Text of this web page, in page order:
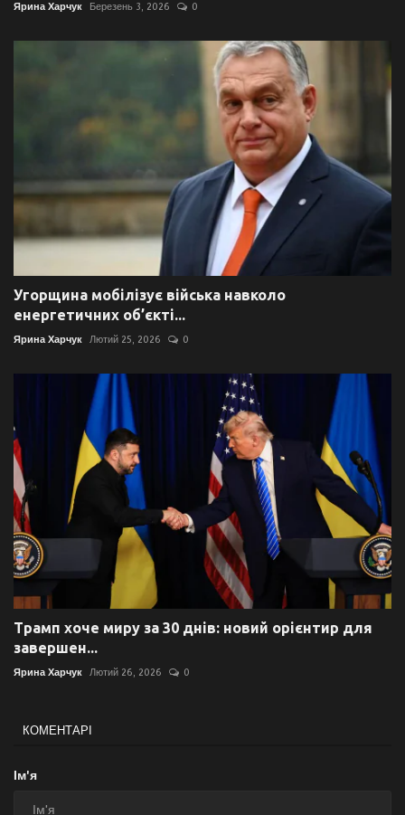
Ярина Харчук Березень 3, 2026 0
Угорщина мобілізує війська навколо
енергетичних об’єкті...
Ярина Харчук Лютий 25, 2026 0
Трамп хоче миру за 30 днів: новий орієнтир для
завершен...
Ярина Харчук Лютий 26, 2026 0
КОМЕНТАРІ
Ім'я